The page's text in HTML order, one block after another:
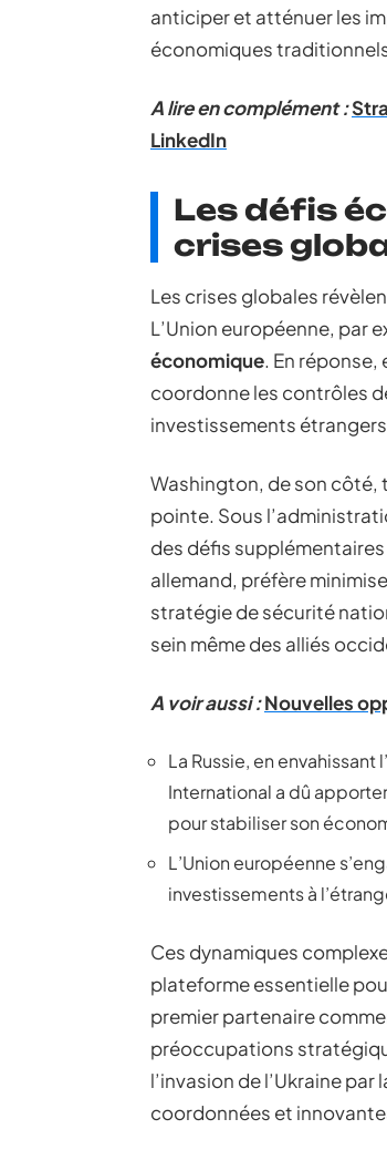
anticiper et atténuer les
économiques
A lire en complément :
LinkedIn
Les défis
crises
Les crises globales
L’Union européenne, par
économique. En
coordonne les contrôles
investissements
Washington, de son côté,
pointe. Sous
des défis
allemand, préfère
stratégie de sécurité
sein même des alliés
A voir aussi :Nouvelles
La Russie, en
International a dû
pour stabiliser son
L’Union européenne
investissements à
Ces dynamiques
plateforme essentielle
premier partenaire
préoccupations
l’invasion de l’Ukraine
coordonnées et